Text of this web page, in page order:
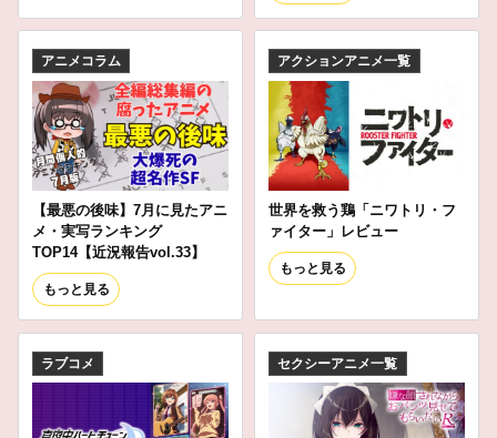
アニメコラム
【最悪の後味】7月に見たアニ
メ・実写ランキング
TOP14【近況報告vol.33】
もっと見る
アクションアニメ一覧
世界を救う鶏「ニワトリ・フ
ァイター」レビュー
もっと見る
ラブコメ セクシーアニメ一覧